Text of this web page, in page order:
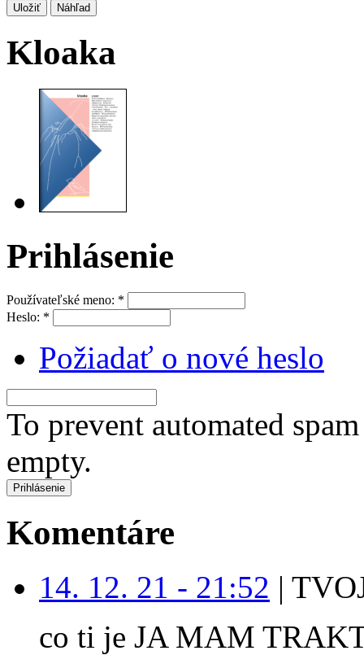
Kloaka
Prihlásenie
Používateľské meno: *
Heslo: *
Požiadať o nové heslo
To prevent automated
empty.
Komentáre
14. 12. 21 - 21:52 |
co ti je JA MAM